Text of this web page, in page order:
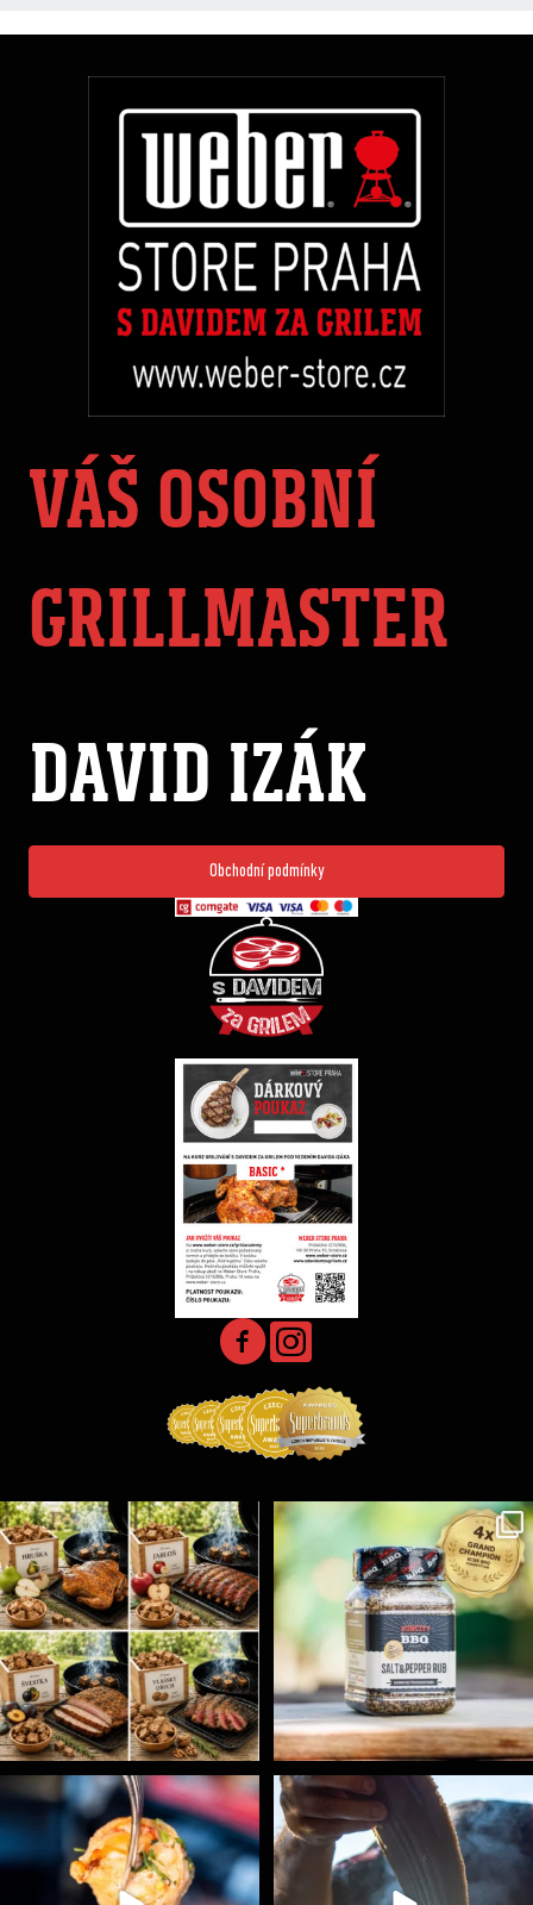
VÁŠ OSOBNÍ
GRILLMASTER
DAVID IZÁK
Obchodní podmínky
Udící špalíky - BORN TO SMOKE - různé druhy k...
3 0
Koření Suncity – autentická BBQ chuť u vás doma!...
1 0
Spoustu podobných triků, které vám usnadní nejenom...
9 0
Ryba na grilu je opravdu rychlá, a stejně tak...